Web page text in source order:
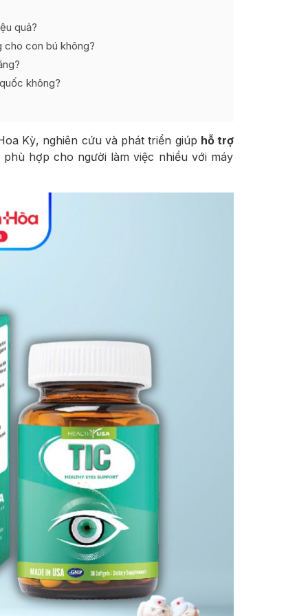
quả?
cho con bú không?
không?
Kỳ, nghiên cứu và phát triển giúp hỗ trợ
hợp cho người làm việc nhiều với máy